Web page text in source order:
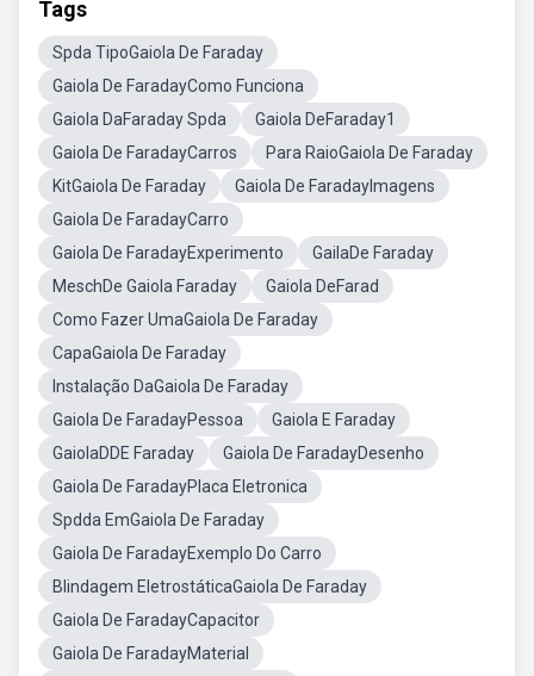
Tags
Spda TipoGaiola De Faraday
Gaiola De FaradayComo Funciona
Gaiola DaFaraday Spda
Gaiola DeFaraday1
Gaiola De FaradayCarros
Para RaioGaiola De Faraday
KitGaiola De Faraday
Gaiola De FaradayImagens
Gaiola De FaradayCarro
Gaiola De FaradayExperimento
GailaDe Faraday
MeschDe Gaiola Faraday
Gaiola DeFarad
Como Fazer UmaGaiola De Faraday
CapaGaiola De Faraday
Instalação DaGaiola De Faraday
Gaiola De FaradayPessoa
Gaiola E Faraday
GaiolaDDE Faraday
Gaiola De FaradayDesenho
Gaiola De FaradayPlaca Eletronica
Spdda EmGaiola De Faraday
Gaiola De FaradayExemplo Do Carro
Blindagem EletrostáticaGaiola De Faraday
Gaiola De FaradayCapacitor
Gaiola De FaradayMaterial